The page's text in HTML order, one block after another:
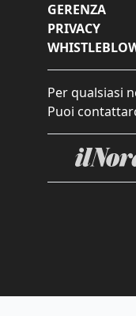
GERENZA
PRIVACY
Per qualsiasi
Puoi